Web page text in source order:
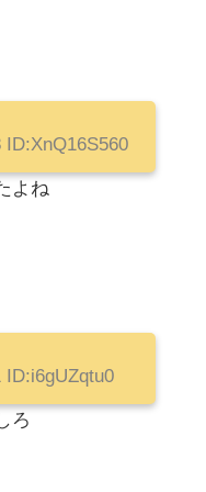
ID:XnQ16S560
よね
ID:i6gUZqtu0
ろ